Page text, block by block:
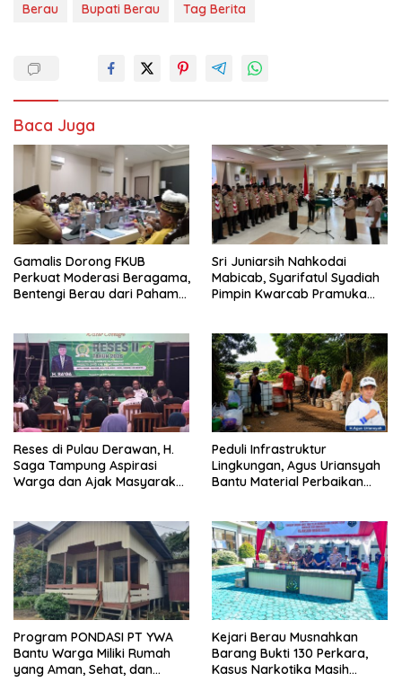
Berau Bupati Berau Tag Berita
Baca Juga
Gamalis Dorong FKUB
Perkuat Moderasi Beragama,
Bentengi Berau dari Paham
Sri Juniarsih Nahkodai
Mabicab, Syarifatul Syadiah
Pimpin Kwarcab Pramuka
Reses di Pulau Derawan, H.
Saga Tampung Aspirasi
Warga dan Ajak Masyarakat
Peduli Infrastruktur
Lingkungan, Agus Uriansyah
Bantu Material Perbaikan
Program PONDASI PT YWA
Bantu Warga Miliki Rumah
yang Aman, Sehat, dan
Kejari Berau Musnahkan
Barang Bukti 130 Perkara,
Kasus Narkotika Masih